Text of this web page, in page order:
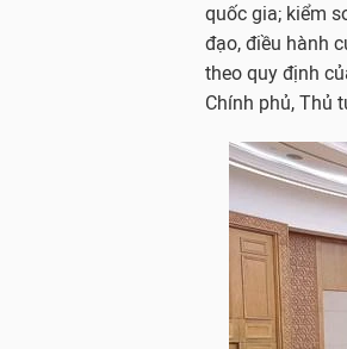
quốc gia; kiểm
đạo, điều hành
theo quy định
Chính phủ, Thủ